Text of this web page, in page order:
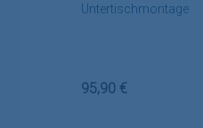
Untertischmontage
Regulärer Preis:
95,90 €